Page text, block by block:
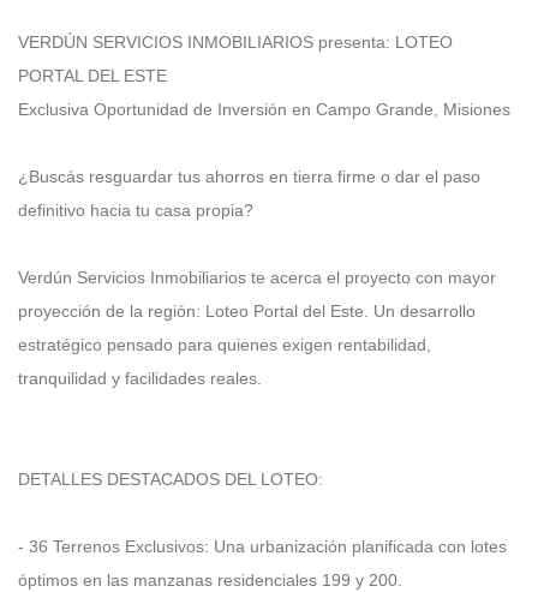
VERDÚN SERVICIOS INMOBILIARIOS presenta: LOTEO
PORTAL DEL ESTE
Exclusiva Oportunidad de Inversión en Campo Grande, Misiones
¿Buscás resguardar tus ahorros en tierra firme o dar el paso
definitivo hacia tu casa propia?
Verdún Servicios Inmobiliarios te acerca el proyecto con mayor
proyección de la región: Loteo Portal del Este. Un desarrollo
estratégico pensado para quienes exigen rentabilidad,
tranquilidad y facilidades reales.
DETALLES DESTACADOS DEL LOTEO:
- 36 Terrenos Exclusivos: Una urbanización planificada con lotes
óptimos en las manzanas residenciales 199 y 200.